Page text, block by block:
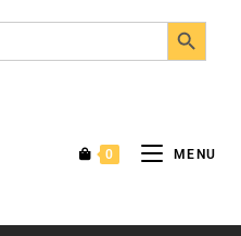
SEARCH BUTTON
0 MENU